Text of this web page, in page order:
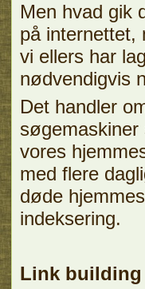
Men hvad gik
på internettet,
vi ellers har
nødvendigvis
Det handler
vores
med flere
døde
indeksering.
Link building